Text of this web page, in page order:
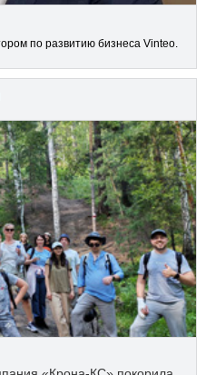
по развитию бизнеса Vinteo.